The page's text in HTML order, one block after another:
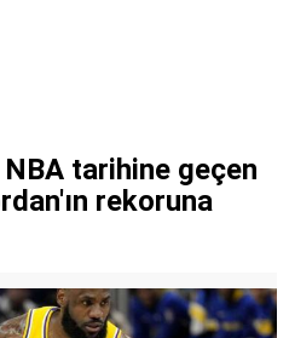
ilişkin teklif kabul
tarihine geçen
rekoruna